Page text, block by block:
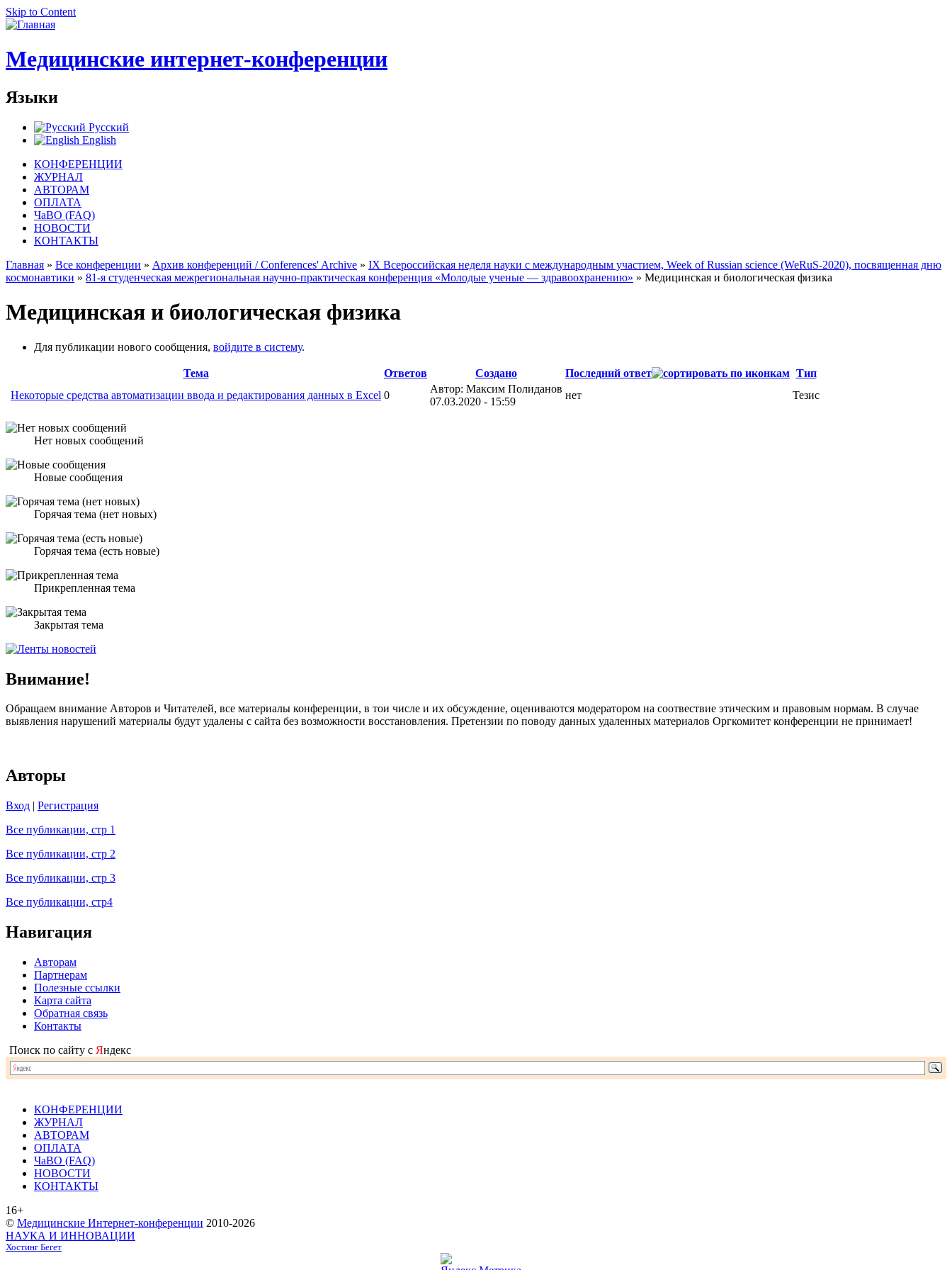
Skip to Content
Медицинские интернет-конференции
Языки
Русский
English
КОНФЕРЕНЦИИ
ЖУРНАЛ
АВТОРАМ
ОПЛАТА
ЧаВО (FAQ)
НОВОСТИ
КОНТАКТЫ
Главная » Все конференции » Архив конференций / Conferences' Archive » IХ Всероссийская неделя науки с международным участием, Week of Russian science (WeRuS-2020), посвященная дню
космонавтики » 81-я студенческая межрегиональная научно-практическая конференция «Молодые ученые — здравоохранению» » Медицинская и биологическая физика
Медицинская и биологическая физика
Для публикации нового сообщения, войдите в систему.
Тема Ответов Создано Последний ответ
Тип
Некоторые средства автоматизации ввода и редактирования данных в Excel 0
Автор: Максим Полиданов
07.03.2020 - 15:59
нет Тезис
Нет новых сообщений
Новые сообщения
Горячая тема (нет новых)
Горячая тема (есть новые)
Прикрепленная тема
Закрытая тема
Внимание!
Обращаем внимание Авторов и Читателей, все материалы конференции, в тои числе и их обсуждение, оцениваются модератором на соотвествие этическим и правовым нормам. В случае
выявления нарушений материалы будут удалены с сайта без возможности восстановления. Претензии по поводу данных удаленных материалов Оргкомитет конференции не принимает!
Авторы
Вход | Регистрация
Все публикации, стр 1
Все публикации, стр 2
Все публикации, стр 3
Все публикации, стр4
Навигация
Авторам
Партнерам
Полезные ссылки
Карта сайта
Обратная связь
Контакты
Поиск по сайту с Яндекс
КОНФЕРЕНЦИИ
ЖУРНАЛ
АВТОРАМ
ОПЛАТА
ЧаВО (FAQ)
НОВОСТИ
КОНТАКТЫ
16+
© Медицинские Интернет-конференции 2010-2026
НАУКА И ИННОВАЦИИ
Хостинг Бегет